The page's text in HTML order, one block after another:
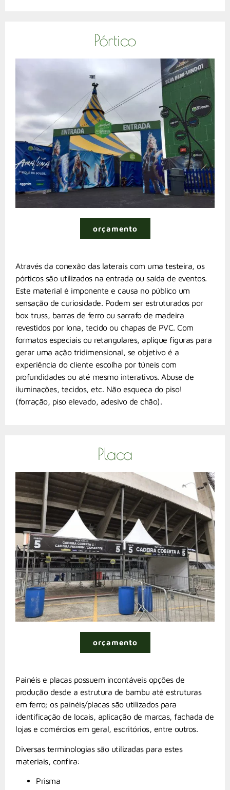
Pórtico
orçamento
Através da conexão das laterais com uma testeira, os
pórticos são utilizados na entrada ou saída de eventos.
Este material é imponente e causa no público um
sensação de curiosidade. Podem ser estruturados por
box truss, barras de ferro ou sarrafo de madeira
revestidos por lona, tecido ou chapas de PVC. Com
formatos especiais ou retangulares, aplique figuras para
gerar uma ação tridimensional, se objetivo é a
experiência do cliente escolha por túneis com
profundidades ou até mesmo interativos. Abuse de
iluminações, tecidos, etc. Não esqueça do piso!
(forração, piso elevado, adesivo de chão).
Painéis e placas possuem incontáveis opções de
produção desde a estrutura de bambu até estruturas
em ferro; os painéis/placas são utilizados para
identificação de locais, aplicação de marcas, fachada de
lojas e comércios em geral, escritórios, entre outros.
Diversas terminologias são utilizadas para estes
materiais, confira:
Prisma
Placa
orçamento